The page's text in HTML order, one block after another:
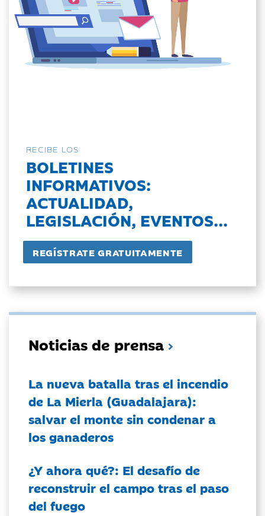
RECIBE LOS
BOLETINES
INFORMATIVOS:
ACTUALIDAD,
LEGISLACIÓN, EVENTOS...
Noticias de prensa
La nueva batalla tras el incendio
de La Mierla (Guadalajara):
salvar el monte sin condenar a
los ganaderos
¿Y ahora qué?: El desafío de
reconstruir el campo tras el paso
del fuego